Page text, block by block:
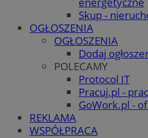
Skup -
OGŁOSZENIA
OGŁOSZENIA
Dodaj
POLECAMY
Protocol IT
Pracuj.pl -
GoWork.pl -
REKLAMA
WSPÓŁPRACA